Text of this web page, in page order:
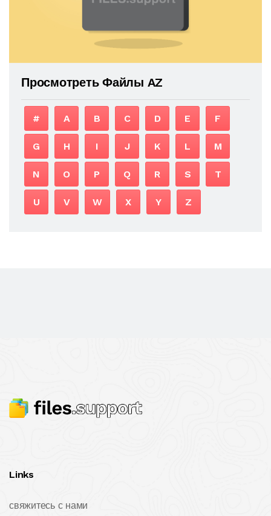
Просмотреть Файлы AZ
# A B C D E F
G H I J K L M
N O P Q R S T
U V W X Y Z
Links
свяжитесь с нами